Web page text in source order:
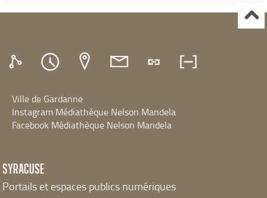
Ville de Gardanne
Instagram Médiathèque Nelson Mandela
Facebook Médiathèque Nelson Mandela
SYRACUSE
Portails et espaces publics numériques